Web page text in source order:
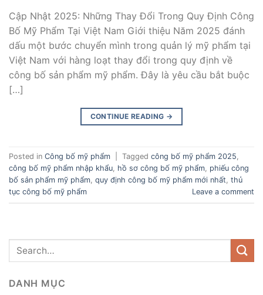
Cập Nhật 2025: Những Thay Đổi Trong Quy Định Công
Bố Mỹ Phẩm Tại Việt Nam Giới thiệu Năm 2025 đánh
dấu một bước chuyển mình trong quản lý mỹ phẩm tại
Việt Nam với hàng loạt thay đổi trong quy định về
công bố sản phẩm mỹ phẩm. Đây là yêu cầu bắt buộc
[…]
CONTINUE READING →
Posted in Công bố mỹ phẩm Tagged công bố mỹ phẩm 2025,
công bố mỹ phẩm nhập khẩu, hồ sơ công bố mỹ phẩm, phiếu công
bố sản phẩm mỹ phẩm, quy định công bố mỹ phẩm mới nhất, thủ
tục công bố mỹ phẩm
Leave a comment
DANH MỤC